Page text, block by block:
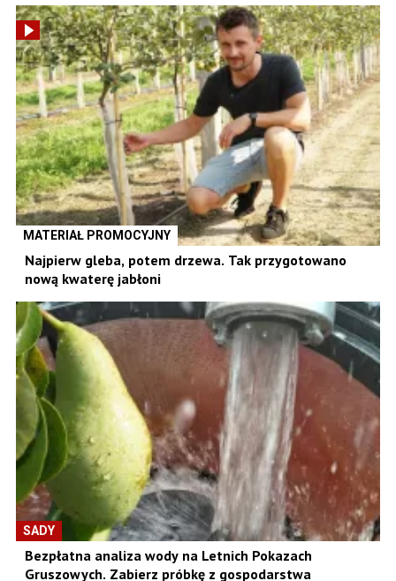
MATERIAŁ PROMOCYJNY
Najpierw gleba, potem drzewa. Tak przygotowano
nową kwaterę jabłoni
SADY
Bezpłatna analiza wody na Letnich Pokazach
Gruszowych. Zabierz próbkę z gospodarstwa